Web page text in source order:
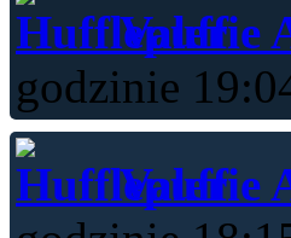
Valerie
godzinie
Valerie